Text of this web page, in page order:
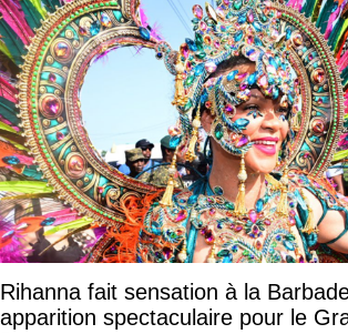
Rihanna fait sensation à la
apparition spectaculaire pour le